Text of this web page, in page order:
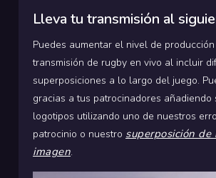
Lleva tu transmisión al
Puedes aumentar el nivel de
transmisión de rugby en vivo al incluir
superposiciones a lo largo del juego.
gracias a tus patrocinadores añadiendo
logotipos utilizando uno de nuestros
patrocinio o nuestro superposición de
imagen.